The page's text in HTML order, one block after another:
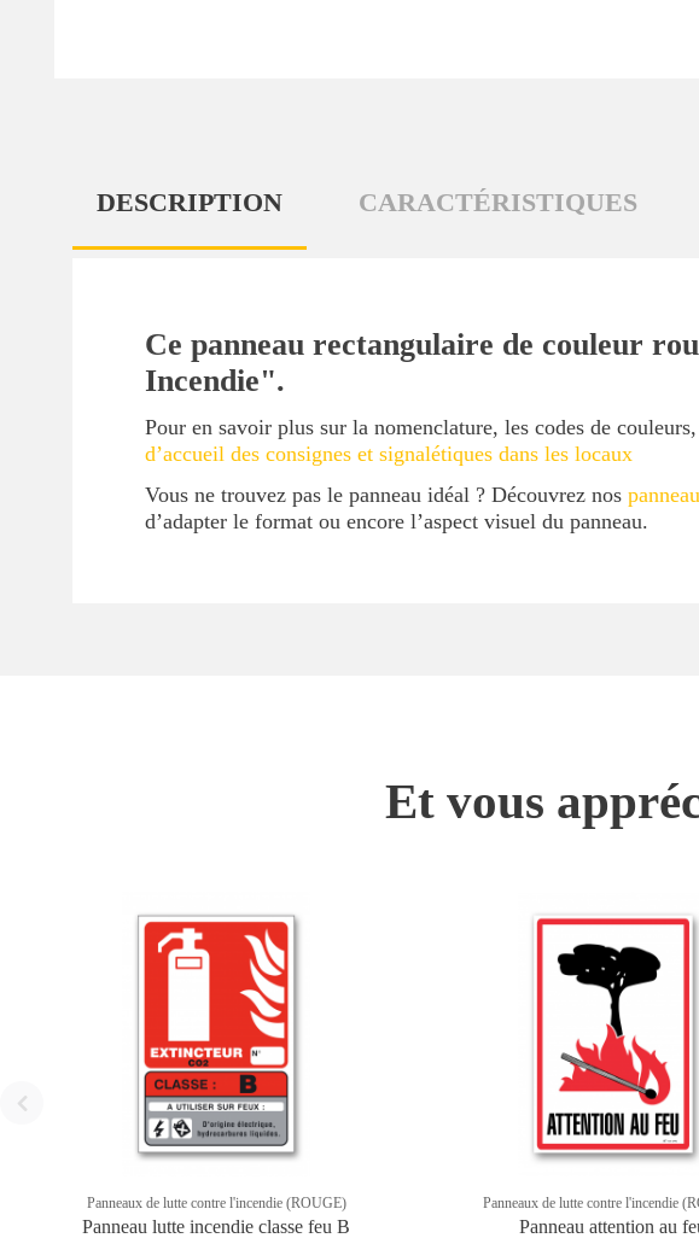
DESCRIPTION CARACTÉRISTIQUES
Ce panneau rectangulaire de couleur
Incendie".
Pour en savoir plus sur la nomenclature, les codes de
d’accueil des consignes et signalétiques dans les locaux
Vous ne trouvez pas le panneau idéal ? Découvrez nos
d’adapter le format ou encore l’aspect visuel du panneau.
Et vous
Panneaux de lutte contre l'incendie (ROUGE)
Panneau lutte incendie classe feu B
Panneaux de lutte contre l'incendie
Panneau attention au